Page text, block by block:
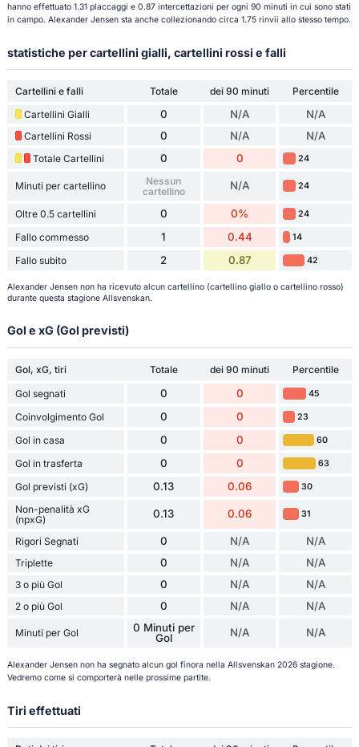
hanno effettuato 1.31 placcaggi e 0.87 intercettazioni per ogni 90 minuti in cui sono stati
in campo. Alexander Jensen sta anche collezionando circa 1.75 rinvii allo stesso tempo.
statistiche per cartellini gialli, cartellini rossi e falli
Cartellini e falli Totale dei 90 minuti
Percentile
Cartellini Gialli
0 N/A N/A
Cartellini Rossi 0 N/A N/A
Totale Cartellini 0 0 24
Minuti per cartellino
Nessun
cartellino
N/A 24
Oltre 0.5 cartellini 0 0% 24
Fallo commesso 1 0.44 14
Fallo subito 2 0.87 42
Alexander Jensen non ha ricevuto alcun cartellino (cartellino giallo o cartellino rosso)
durante questa stagione Allsvenskan.
Gol e xG (Gol previsti)
Gol, xG, tiri Totale dei 90 minuti
Percentile
Gol segnati
0 0 45
Coinvolgimento Gol 0 0 23
Gol in casa 0 0 60
Gol in trasferta 0 0 63
Gol previsti (xG) 0.13 0.06 30
Non-penalità xG
(npxG)
0.13 0.06 31
Rigori Segnati 0 N/A N/A
Triplette 0 N/A N/A
3 o più Gol 0 N/A N/A
2 o più Gol 0 N/A N/A
Minuti per Gol
0 Minuti per
Gol
N/A N/A
Alexander Jensen non ha segnato alcun gol finora nella Allsvenskan 2026 stagione.
Vedremo come si comporterà nelle prossime partite.
Tiri effettuati